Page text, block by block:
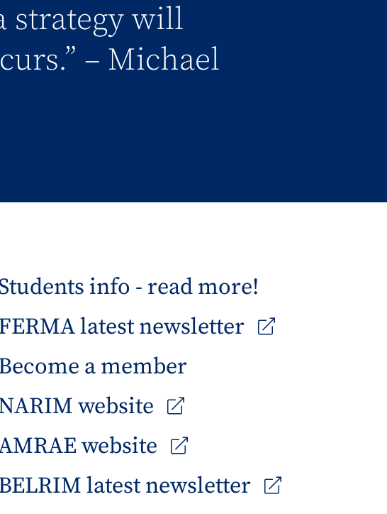
strategy will
– Michael
info - read more!
latest newsletter
a member
website
website
latest newsletter